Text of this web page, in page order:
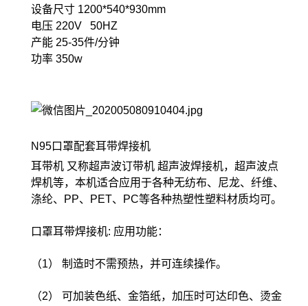
设备尺寸 1200*540*930mm
电压 220V 50HZ
产能 25-35件/分钟
功率 350w
N95口罩配套耳带焊接机
耳带机 又称超声波订带机 超声波焊接机，超声波点
焊机等，本机适合应用于各种无纺布、尼龙、纤维、
涤纶、PP、PET、PC等各种热塑性塑料材质均可。
口罩耳带焊接机: 应用功能：
（1） 制造时不需预热，并可连续操作。
（2） 可加装色纸、金箔纸，加压时可达印色、烫金